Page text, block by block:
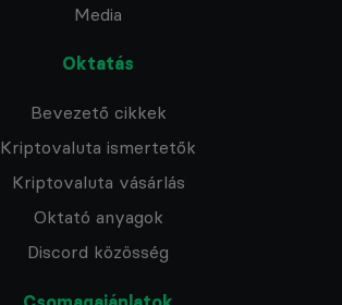
Media
Oktatás
Bevezető cikkek
Kriptovaluta ismertetők
Kriptovaluta vásárlás
Oktató anyagok
Discord közösség